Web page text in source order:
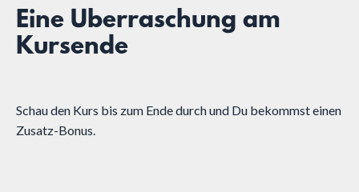
Eine Überraschung am
Kursende
Schau den Kurs bis zum Ende durch und Du bekommst einen
Zusatz-Bonus.